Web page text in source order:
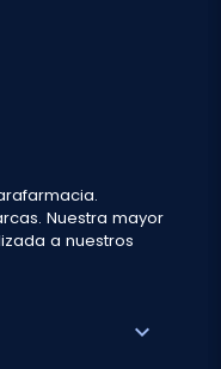
Nuestra mayor
a nuestros
expand_more